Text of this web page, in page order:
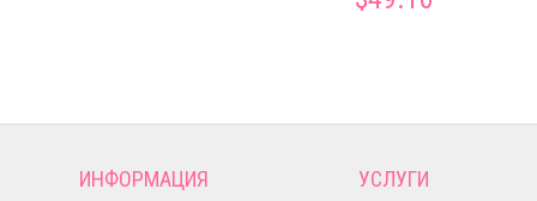
ИНФОРМАЦИЯ УСЛУГИ